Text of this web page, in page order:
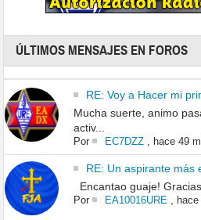
ÚLTIMOS MENSAJES EN FOROS
RE: Voy a Hacer mi
Mucha suerte, animo
activ...
Por EC7DZZ, hace 49
RE: Un aspirante más
Encantao guaje!
Por EA10016URE hace